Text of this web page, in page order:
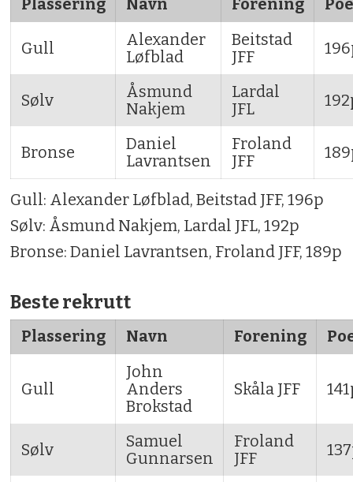
Plassering Navn Forening
Gull
Alexander
Løfblad
Beitstad
JFF
Sølv
Åsmund
Nakjem
Lardal
JFL
Bronse
Daniel
Lavrantsen
Froland
JFF
Gull: Alexander Løfblad, Beitstad JFF, 196p
Sølv: Åsmund Nakjem, Lardal JFL, 192p
Bronse: Daniel Lavrantsen, Froland JFF, 189p
Beste rekrutt
Plassering Navn Forening
Gull
John
Anders
Brokstad
Skåla JFF
Sølv
Samuel
Gunnarsen
Froland
JFF